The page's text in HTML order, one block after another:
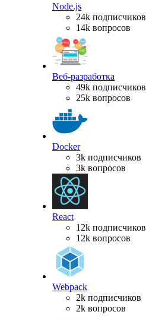
Node.js
24k подписчиков
14k вопросов
Веб-разработка
49k подписчиков
25k вопросов
Docker
3k подписчиков
3k вопросов
React
12k подписчиков
12k вопросов
Webpack
2k подписчиков
2k вопросов